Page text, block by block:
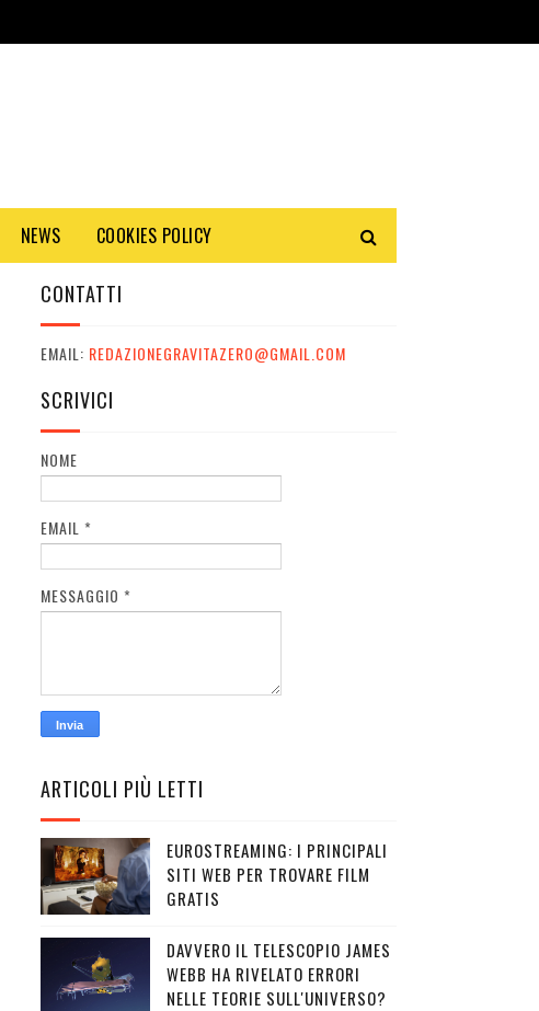
NEWS COOKIES POLICY
CONTATTI
EMAIL: REDAZIONEGRAVITAZERO@GMAIL.COM
SCRIVICI
NOME
EMAIL *
MESSAGGIO *
ARTICOLI PIÙ LETTI
EUROSTREAMING: I PRINCIPALI
SITI WEB PER TROVARE FILM
GRATIS
DAVVERO IL TELESCOPIO JAMES
WEBB HA RIVELATO ERRORI
NELLE TEORIE SULL'UNIVERSO?